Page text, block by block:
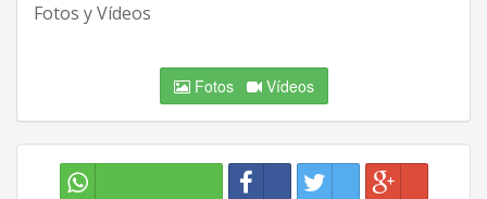
Fotos y Vídeos
Fotos Vídeos